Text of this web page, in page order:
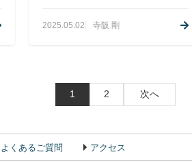
2025.05.02 寺阪 剛
1 2 次へ
よくあるご質問 アクセス